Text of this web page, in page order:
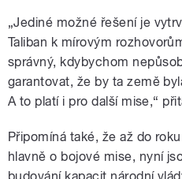
„Jediné možné řešení je
Taliban k mírovým
správný, kdybychom
garantovat, že by ta země
A to platí i pro další mise,“
Připomíná také, že až do
hlavně o bojové mise, nyní
budování kapacit národní